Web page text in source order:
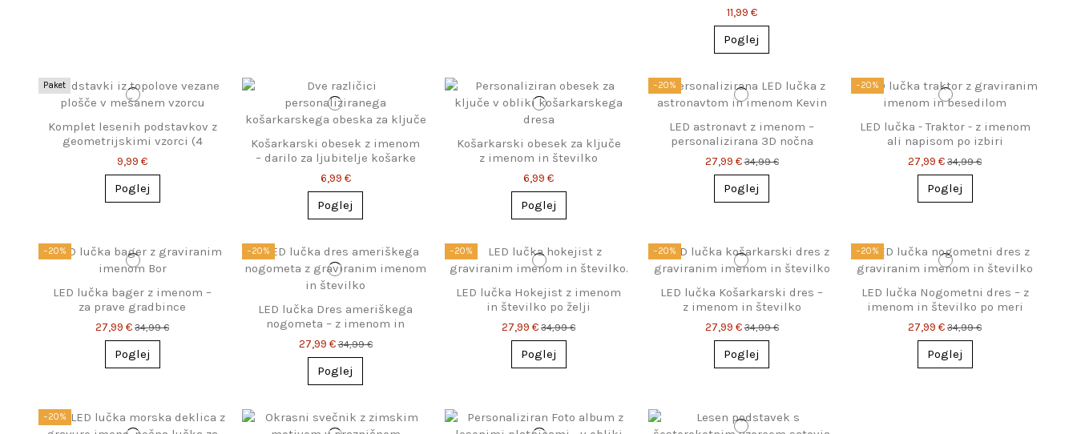
11,99 €
Poglej
Paket
Komplet lesenih podstavkov z
geometrijskimi vzorci (4
kosi)
9,99 €
Poglej
Košarkarski obesek z imenom
– darilo za ljubitelje košarke
6,99 €
Poglej
Košarkarski obesek za ključe
z imenom in številko
6,99 €
Poglej
−20%
LED astronavt z imenom –
personalizirana 3D nočna
lučka
27,99 €34,99 €
Poglej
−20%
LED lučka - Traktor - z imenom
ali napisom po izbiri
27,99 € 34,99 €
Poglej
−20%
LED lučka bager z imenom –
za prave gradbince
27,99 € 34,99 €
Poglej
−20%
LED lučka Dres ameriškega
nogometa – z imenom in
številko
27,99 €34,99 €
Poglej
−20%
LED lučka Hokejist z imenom
in številko po želji
27,99 € 34,99 €
Poglej
−20%
LED lučka Košarkarski dres –
z imenom in številko
27,99 €34,99 €
Poglej
−20%
LED lučka Nogometni dres – z
imenom in številko po meri
27,99 € 34,99 €
Poglej
−20%